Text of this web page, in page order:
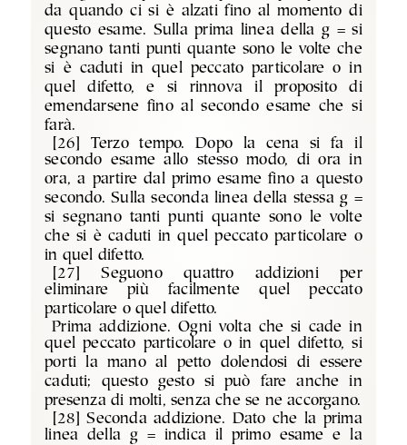
da quando ci si è alzati fino al momento di
questo esame. Sulla prima linea della g = si
segnano tanti punti quante sono le volte che
si è caduti in quel peccato particolare o in
quel difetto, e si rinnova il proposito di
emendarsene fino al secondo esame che si
farà.
[26] Terzo tempo. Dopo la cena si fa il
secondo esame allo stesso modo, di ora in
ora, a partire dal primo esame fino a questo
secondo. Sulla seconda linea della stessa g =
si segnano tanti punti quante sono le volte
che si è caduti in quel peccato particolare o
in quel difetto.
[27] Seguono quattro addizioni per
eliminare più facilmente quel peccato
particolare o quel difetto.
Prima addizione. Ogni volta che si cade in
quel peccato particolare o in quel difetto, si
porti la mano al petto dolendosi di essere
caduti; questo gesto si può fare anche in
presenza di molti, senza che se ne accorgano.
[28] Seconda addizione. Dato che la prima
linea della g = indica il primo esame e la